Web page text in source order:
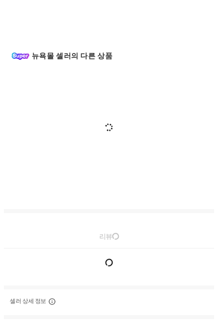
뉴욕몰 셀러의 다른 상품
리뷰
셀러 상세 정보